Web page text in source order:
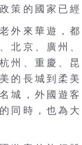
策的國家已
外來華遊，
北京、廣州、
州、重慶、
的長城到柔
城，外國遊
同時，也為